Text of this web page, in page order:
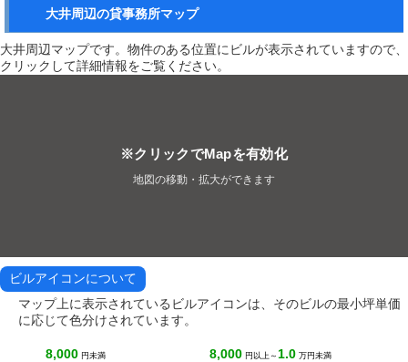
大井周辺の貸事務所マップ
大井周辺マップです。物件のある位置にビルが表示されていますので、
クリックして詳細情報をご覧ください。
※クリックでMapを有効化
地図の移動・拡大ができます
ビルアイコンについて
マップ上に表示されているビルアイコンは、そのビルの最小坪単価
に応じて色分けされています。
8,000 円未満 8,000 円以上～ 1.0 万円未満